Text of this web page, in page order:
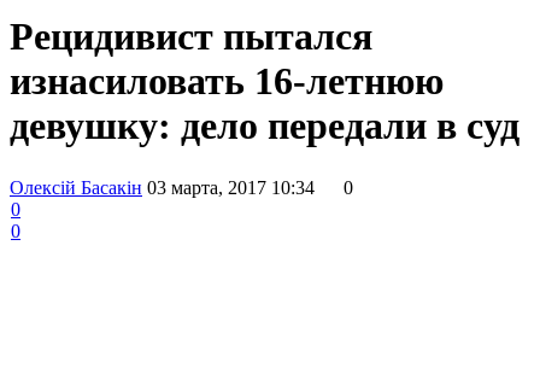
Рецидивист пытался
изнасиловать 16-летнюю
девушку: дело передали в суд
Олексій Басакін 03 марта, 2017 10:34
0
0
0